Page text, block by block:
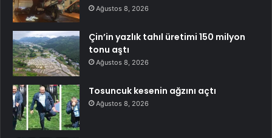
Ağustos 8, 2026
Çin’in yazlık tahıl üretimi 150 milyon
tonu aştı
Ağustos 8, 2026
Tosuncuk kesenin ağzını açtı
Ağustos 8, 2026